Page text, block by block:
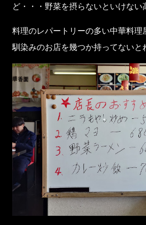
ど・・・野菜を摂らないといけない
料理のレパートリーの多い中華料理
馴染みのお店を幾つか持ってないと